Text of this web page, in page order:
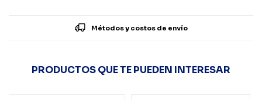
Métodos y costos de envío
PRODUCTOS QUE TE PUEDEN INTERESAR